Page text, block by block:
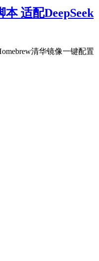
适配DeepSeek
清华镜像一键配置